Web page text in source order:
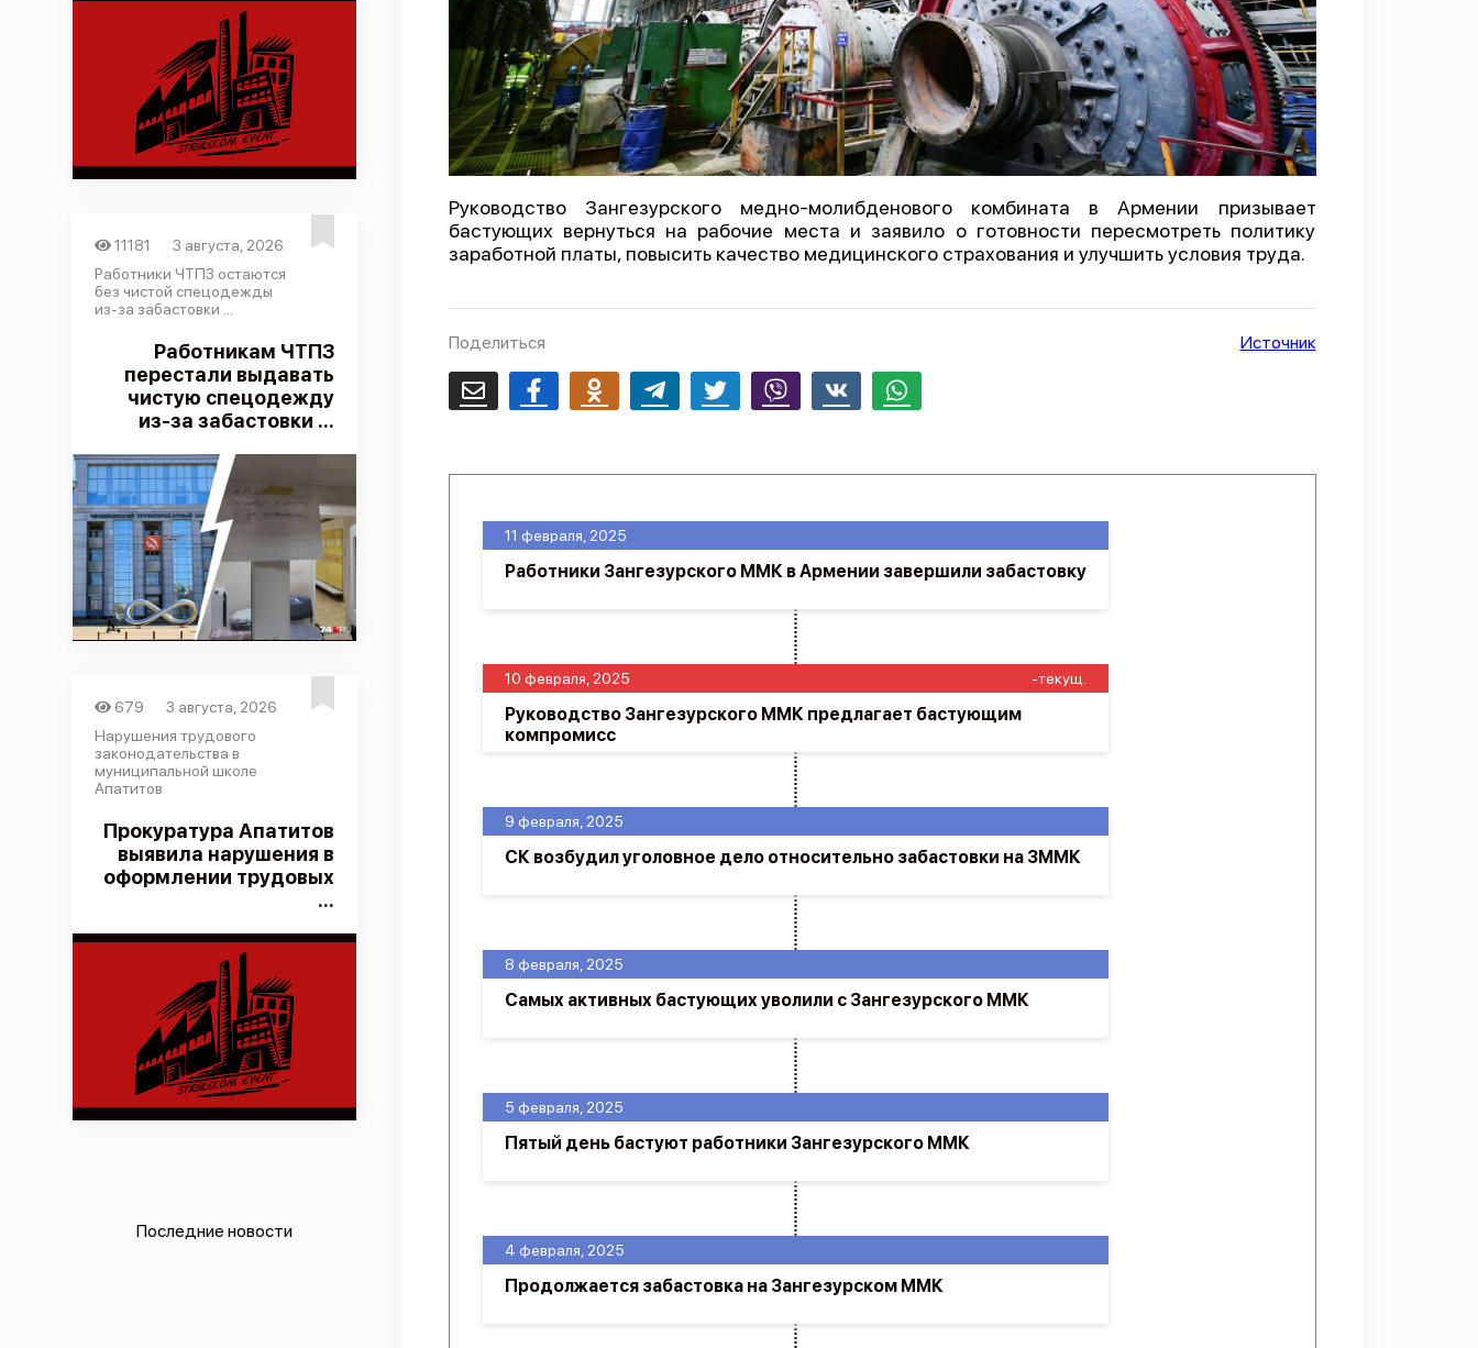
11181
3 августа, 2026
Работники ЧТПЗ остаются
без чистой спецодежды
из-за забастовки ...
Работникам ЧТПЗ
перестали выдавать
чистую спецодежду
из-за забастовки ...
679
3 августа, 2026
Нарушения трудового
законодательства в
муниципальной школе
Апатитов
Прокуратура Апатитов
выявила нарушения в
оформлении трудовых
...
Последние новости
Руководство Зангезурского медно-молибденового комбината в Армении призывает
бастующих вернуться на рабочие места и заявило о готовности пересмотреть политику
заработной платы, повысить качество медицинского страхования и улучшить условия труда.
Поделиться
Email FacebookOdnoklassnikiTelegram Twitter Viber Whatsapp
Источник
4 февраля, 2025
Продолжается забастовка на Зангезурском ММК
5 февраля, 2025
Пятый день бастуют работники Зангезурского ММК
8 февраля, 2025
Самых активных бастующих уволили с Зангезурского ММК
9 февраля, 2025
СК возбудил уголовное дело относительно забастовки на ЗММК
10 февраля, 2025 -текущ.
Руководство Зангезурского ММК предлагает бастующим
компромисс
11 февраля, 2025
Работники Зангезурского ММК в Армении завершили забастовку